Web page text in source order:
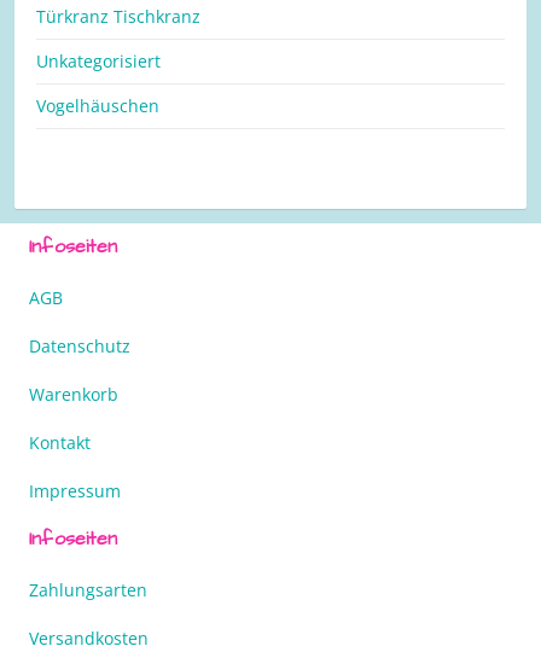
Türkranz Tischkranz
Unkategorisiert
Vogelhäuschen
Infoseiten
AGB
Datenschutz
Warenkorb
Kontakt
Impressum
Infoseiten
Zahlungsarten
Versandkosten